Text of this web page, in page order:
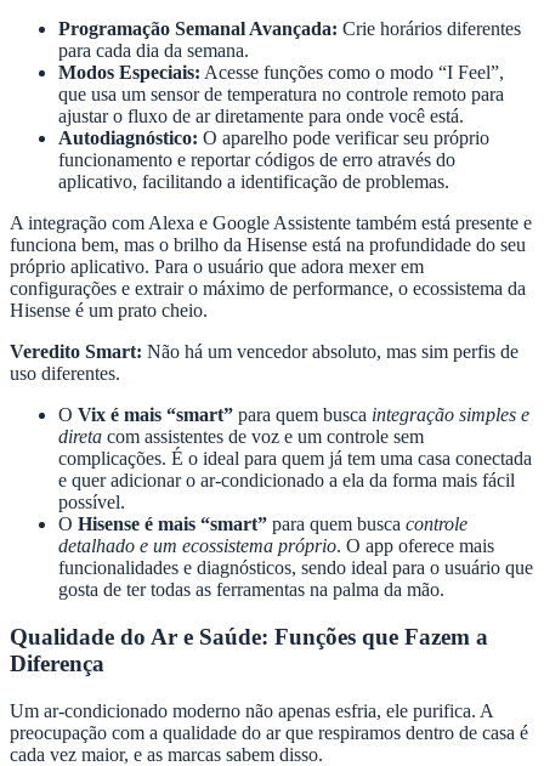
Programação Semanal Avançada: Crie horários diferentes
para cada dia da semana.
Modos Especiais: Acesse funções como o modo “I Feel”,
que usa um sensor de temperatura no controle remoto para
ajustar o fluxo de ar diretamente para onde você está.
Autodiagnóstico: O aparelho pode verificar seu próprio
funcionamento e reportar códigos de erro através do
aplicativo, facilitando a identificação de problemas.
A integração com Alexa e Google Assistente também está presente e
funciona bem, mas o brilho da Hisense está na profundidade do seu
próprio aplicativo. Para o usuário que adora mexer em
configurações e extrair o máximo de performance, o ecossistema da
Hisense é um prato cheio.
Veredito Smart: Não há um vencedor absoluto, mas sim perfis de
uso diferentes.
O Vix é mais “smart” para quem busca integração simples e
direta com assistentes de voz e um controle sem
complicações. É o ideal para quem já tem uma casa conectada
e quer adicionar o ar-condicionado a ela da forma mais fácil
possível.
O Hisense é mais “smart” para quem busca controle
detalhado e um ecossistema próprio. O app oferece mais
funcionalidades e diagnósticos, sendo ideal para o usuário que
gosta de ter todas as ferramentas na palma da mão.
Qualidade do Ar e Saúde: Funções que Fazem a
Diferença
Um ar-condicionado moderno não apenas esfria, ele purifica. A
preocupação com a qualidade do ar que respiramos dentro de casa é
cada vez maior, e as marcas sabem disso.